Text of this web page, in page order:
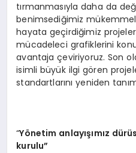
tırmanmasıyla daha da
benimsediğimiz
hayata geçirdiğimiz projeler
mücadeleci grafiklerini
avantaja çeviriyoruz. Son
isimli büyük ilgi gören
standartlarını yeniden
“Yönetim anlayışımız
kurulu”